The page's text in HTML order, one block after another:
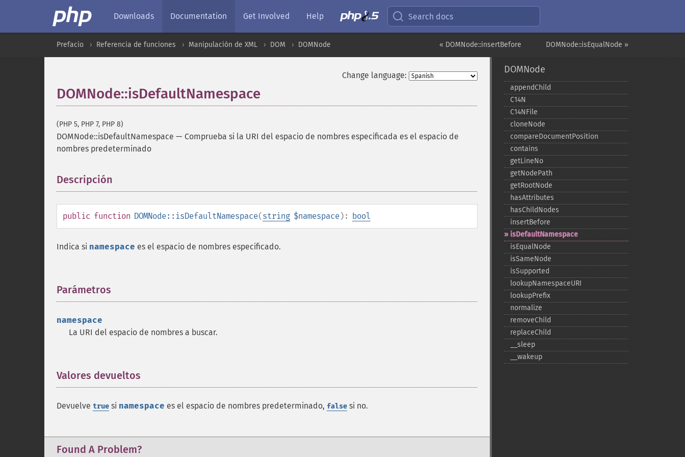
Downloads Documentation Get Involved Help Search docs
DOMNode::isEqualNode »
« DOMNode::insertBefore
Prefacio Referencia de funciones Manipulación de XML DOM DOMNode
Change language:
DOMNode::isDefaultNamespace
(PHP 5, PHP 7, PHP 8)
DOMNode::isDefaultNamespace — Comprueba si la URI del espacio de nombres especificada es el espacio de
nombres predeterminado
Descripción
public function DOMNode::isDefaultNamespace(string $namespace): bool
Indica si namespace es el espacio de nombres especificado.
Parámetros
namespace
La URI del espacio de nombres a buscar.
Valores devueltos
Devuelve true si namespace es el espacio de nombres predeterminado, false si no.
Found A Problem?
DOMNode
appendChild
C14N
C14NFile
cloneNode
compareDocumentPosition
contains
getLineNo
getNodePath
getRootNode
hasAttributes
hasChildNodes
insertBefore
isDefaultNamespace
isEqualNode
isSameNode
isSupported
lookupNamespaceURI
lookupPrefix
normalize
removeChild
replaceChild
_​_​sleep
_​_​wakeup